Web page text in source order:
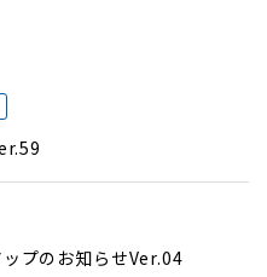
プのお知らせVer.04